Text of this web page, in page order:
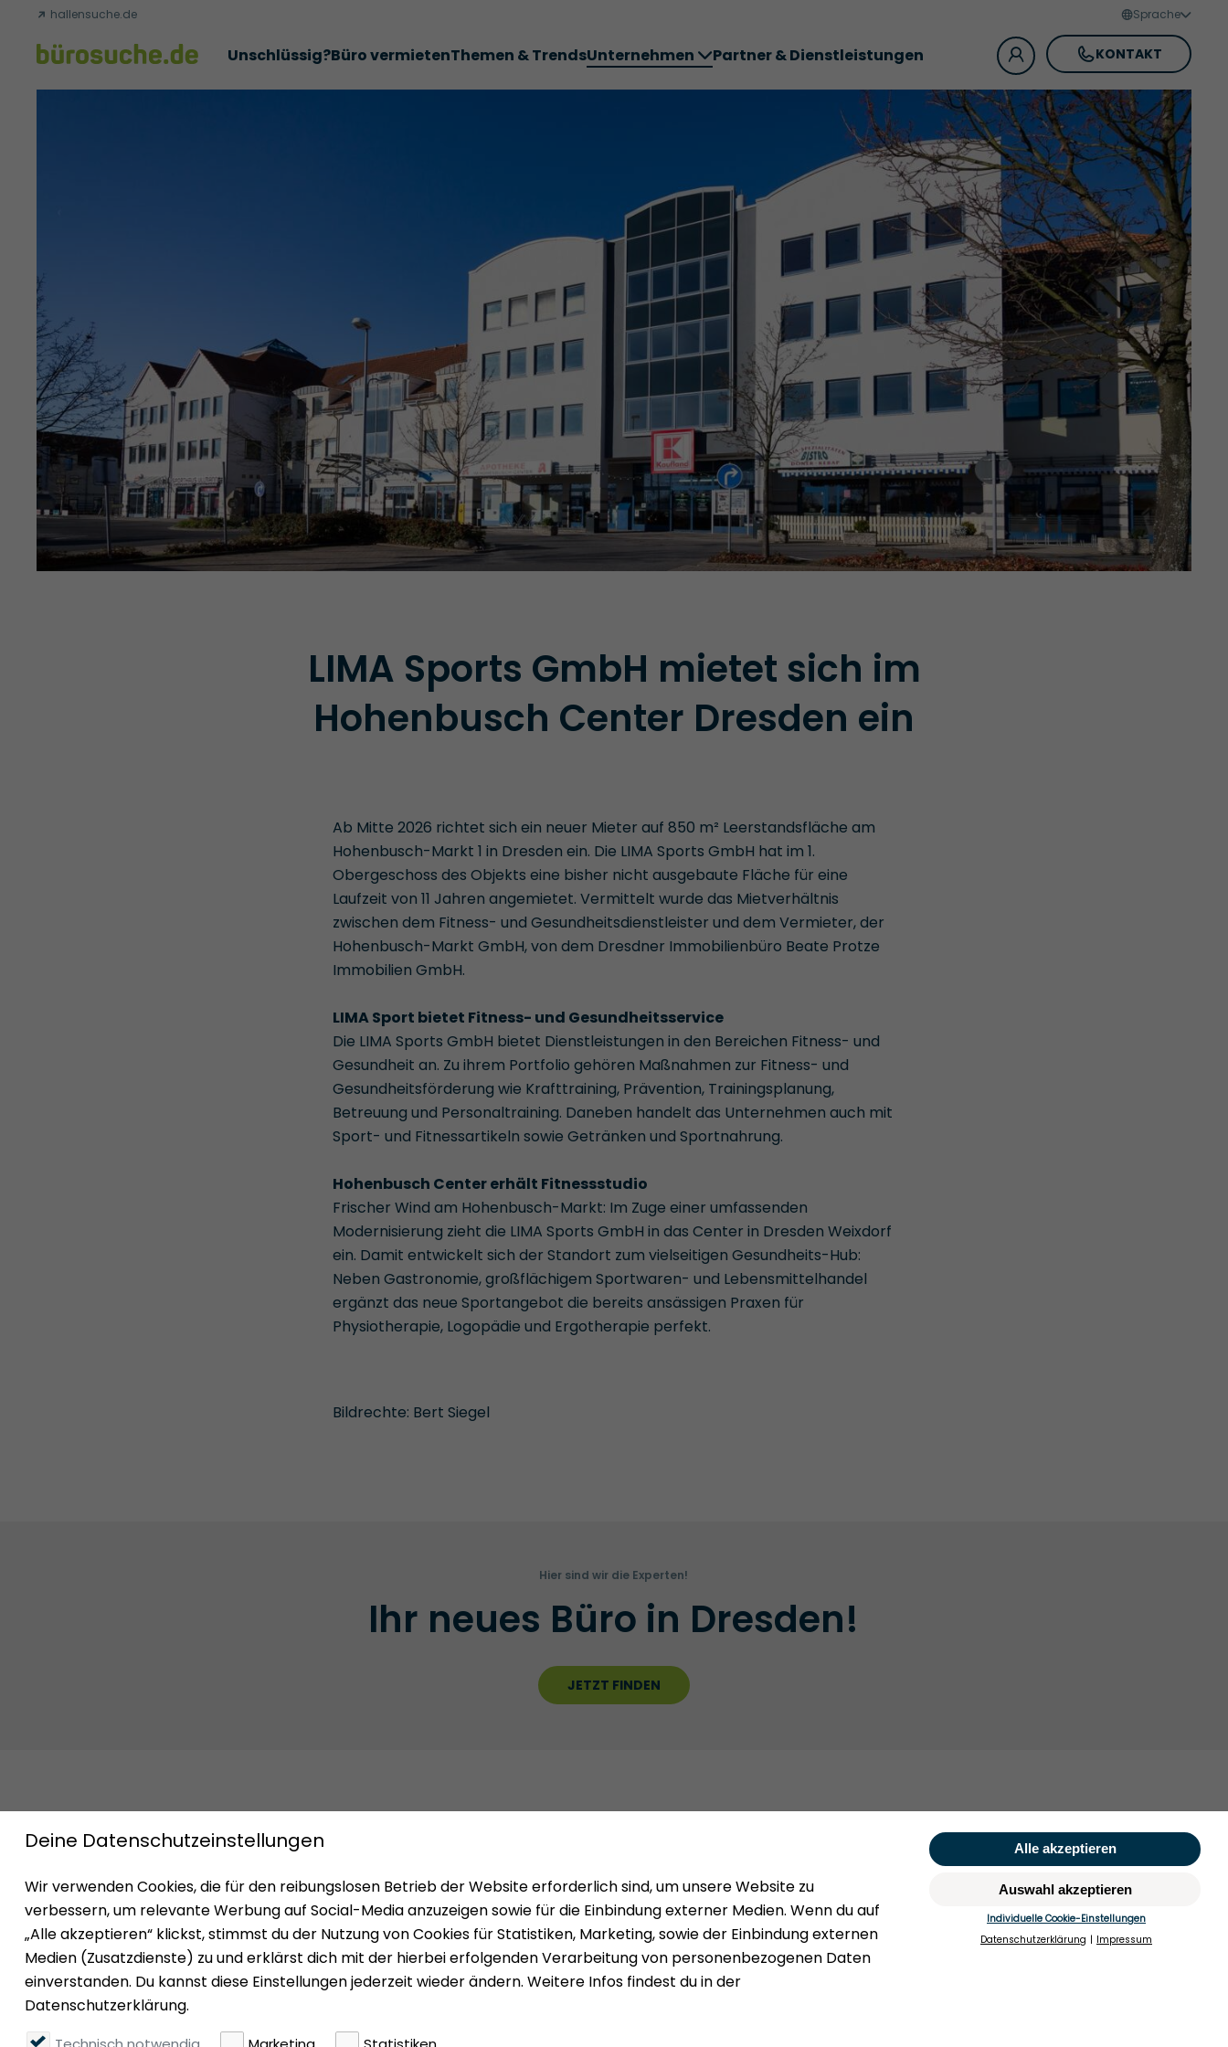
hallensuche.de Sprache
KONTAKT
Unschlüssig?Büro vermietenThemen & TrendsUnternehmen Partner & Dienstleistungen
LIMA Sports GmbH mietet sich im
Hohenbusch Center Dresden ein
Ab Mitte 2026 richtet sich ein neuer Mieter auf 850 m² Leerstandsfläche am
Hohenbusch-Markt 1 in Dresden ein. Die LIMA Sports GmbH hat im 1.
Obergeschoss des Objekts eine bisher nicht ausgebaute Fläche für eine
Laufzeit von 11 Jahren angemietet. Vermittelt wurde das Mietverhältnis
zwischen dem Fitness- und Gesundheitsdienstleister und dem Vermieter, der
Hohenbusch-Markt GmbH, von dem Dresdner Immobilienbüro Beate Protze
Immobilien GmbH.
LIMA Sport bietet Fitness- und Gesundheitsservice
Die LIMA Sports GmbH bietet Dienstleistungen in den Bereichen Fitness- und
Gesundheit an. Zu ihrem Portfolio gehören Maßnahmen zur Fitness- und
Gesundheitsförderung wie Krafttraining, Prävention, Trainingsplanung,
Betreuung und Personaltraining. Daneben handelt das Unternehmen auch mit
Sport- und Fitnessartikeln sowie Getränken und Sportnahrung.
Hohenbusch Center erhält Fitnessstudio
Frischer Wind am Hohenbusch-Markt: Im Zuge einer umfassenden
Modernisierung zieht die LIMA Sports GmbH in das Center in Dresden Weixdorf
ein. Damit entwickelt sich der Standort zum vielseitigen Gesundheits-Hub:
Neben Gastronomie, großflächigem Sportwaren- und Lebensmittelhandel
ergänzt das neue Sportangebot die bereits ansässigen Praxen für
Physiotherapie, Logopädie und Ergotherapie perfekt.
Bildrechte: Bert Siegel
Hier sind wir die Experten!
Ihr neues Büro in Dresden!
JETZT FINDEN
Impressum
Datenschutz
Mieten
Vermieten
Über uns